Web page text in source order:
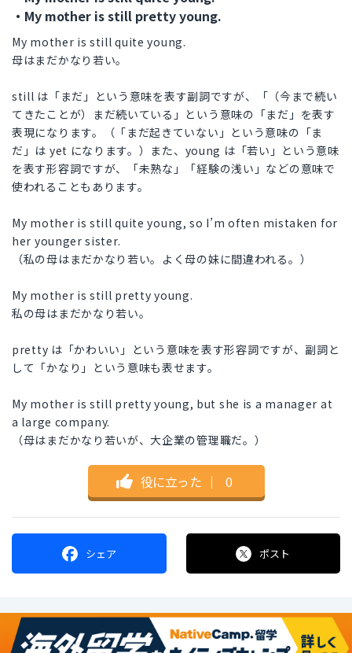
・My mother is still pretty young.
My mother is still quite young.
母はまだかなり若い。
still は「まだ」という意味を表す副詞ですが、「（今まで続い
てきたことが）まだ続いている」という意味の「まだ」を表す
表現になります。（「まだ起きていない」という意味の「ま
だ」は yet になります。）また、young は「若い」という意味
を表す形容詞ですが、「未熟な」「経験の浅い」などの意味で
使われることもあります。
My mother is still quite young, so I’m often mistaken for
her younger sister.
（私の母はまだかなり若い。よく母の妹に間違われる。）
My mother is still pretty young.
私の母はまだかなり若い。
pretty は「かわいい」という意味を表す形容詞ですが、副詞と
して「かなり」という意味も表せます。
My mother is still pretty young, but she is a manager at
a large company.
（母はまだかなり若いが、大企業の管理職だ。）
役に立った ｜ 0
シェア ポスト